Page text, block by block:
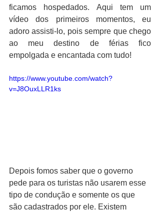
ficamos hospedados. Aqui tem um
vídeo dos primeiros momentos, eu
adoro assisti-lo, pois sempre que chego
ao meu destino de férias fico
empolgada e encantada com tudo!
https://www.youtube.com/watch?
v=J8OuxLLR1ks
Depois fomos saber que o governo
pede para os turistas não usarem esse
tipo de condução e somente os que
são cadastrados por ele. Existem